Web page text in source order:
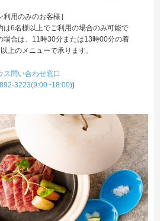
利用のみのお客様］
は6名様以上でご利用の場合のみ可能で
場合は、11時30分または13時00分の着
上のメニューで承ります。
ス問い合わせ窓口
3223(9:00~18:00))